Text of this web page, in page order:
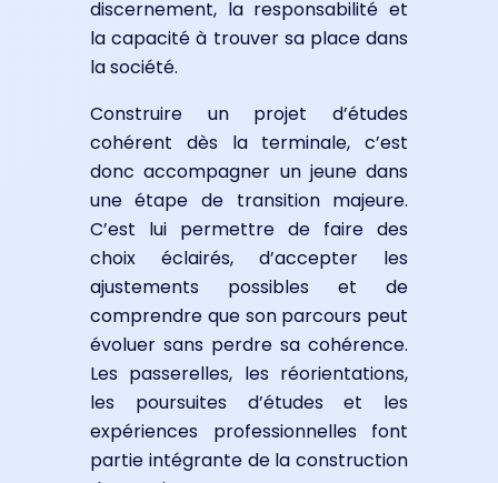
discernement, la responsabilité et
la capacité à trouver sa place dans
la société.
Construire un projet d’études
cohérent dès la terminale, c’est
donc accompagner un jeune dans
une étape de transition majeure.
C’est lui permettre de faire des
choix éclairés, d’accepter les
ajustements possibles et de
comprendre que son parcours peut
évoluer sans perdre sa cohérence.
Les passerelles, les réorientations,
les poursuites d’études et les
expériences professionnelles font
partie intégrante de la construction